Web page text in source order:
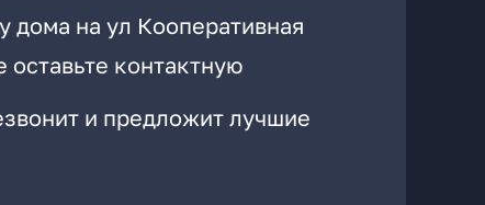
дома на ул Кооперативная
контактную
и предложит лучшие